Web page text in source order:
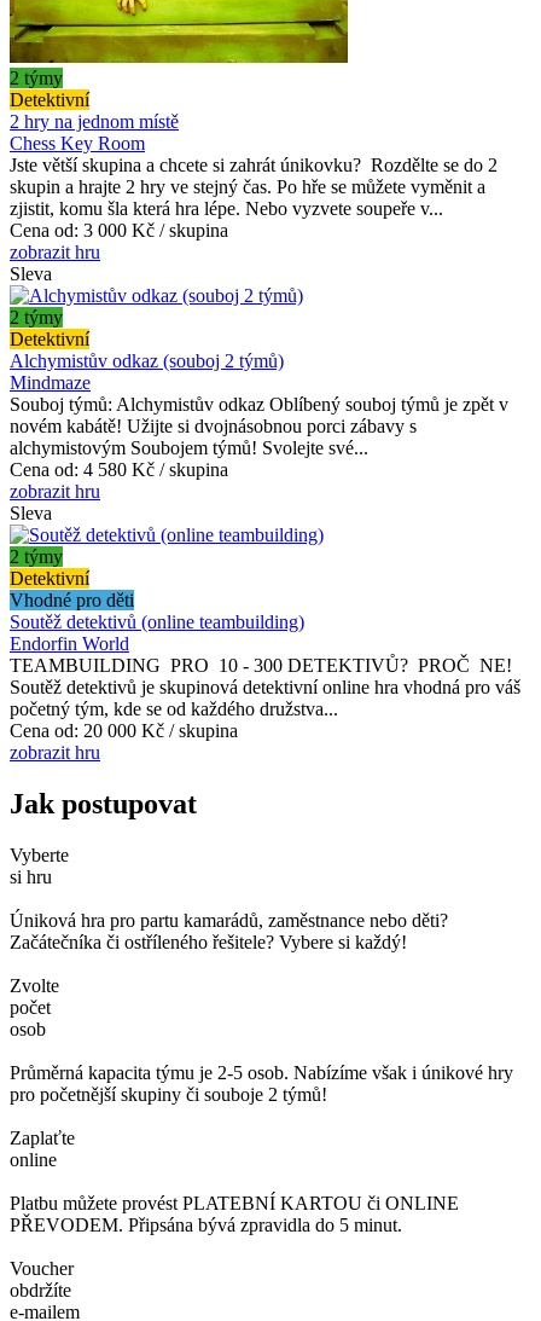
2 týmy
Detektivní
2 hry na jednom místě
Chess Key Room
Jste větší skupina a chcete si zahrát únikovku? Rozdělte se do 2
skupin a hrajte 2 hry ve stejný čas. Po hře se můžete vyměnit a
zjistit, komu šla která hra lépe. Nebo vyzvete soupeře v...
Cena od: 3 000 Kč / skupina
zobrazit hru
Sleva
2 týmy
Detektivní
Alchymistův odkaz (souboj 2 týmů)
Mindmaze
Souboj týmů: Alchymistův odkaz Oblíbený souboj týmů je zpět v
novém kabátě! Užijte si dvojnásobnou porci zábavy s
alchymistovým Soubojem týmů! Svolejte své...
Cena od: 4 580 Kč / skupina
zobrazit hru
Sleva
2 týmy
Detektivní
Vhodné pro děti
Soutěž detektivů (online teambuilding)
Endorfin World
TEAMBUILDING PRO 10 - 300 DETEKTIVŮ? PROČ NE!
Soutěž detektivů je skupinová detektivní online hra vhodná pro váš
početný tým, kde se od každého družstva...
Cena od: 20 000 Kč / skupina
zobrazit hru
Jak postupovat
Vyberte
si hru
Úniková hra pro partu kamarádů, zaměstnance nebo děti?
Začátečníka či ostříleného řešitele? Vybere si každý!
Zvolte
počet
osob
Průměrná kapacita týmu je 2-5 osob. Nabízíme však i únikové hry
pro početnější skupiny či souboje 2 týmů!
Zaplaťte
online
Platbu můžete provést PLATEBNÍ KARTOU či ONLINE
PŘEVODEM. Připsána bývá zpravidla do 5 minut.
Voucher
obdržíte
e-mailem